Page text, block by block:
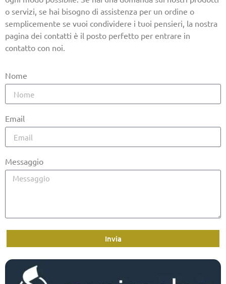
o servizi, se hai bisogno di assistenza per un ordine o
semplicemente se vuoi condividere i tuoi pensieri, la nostra
pagina dei contatti è il posto perfetto per entrare in
contatto con noi.
Nome
Email
Messaggio
Invia